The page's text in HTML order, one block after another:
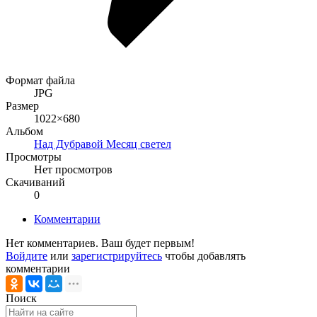
Формат файла
JPG
Размер
1022×680
Альбом
Над Дубравой Месяц светел
Просмотры
Нет просмотров
Скачиваний
0
Комментарии
Нет комментариев. Ваш будет первым!
Войдите или зарегистрируйтесь чтобы добавлять
комментарии
Поиск